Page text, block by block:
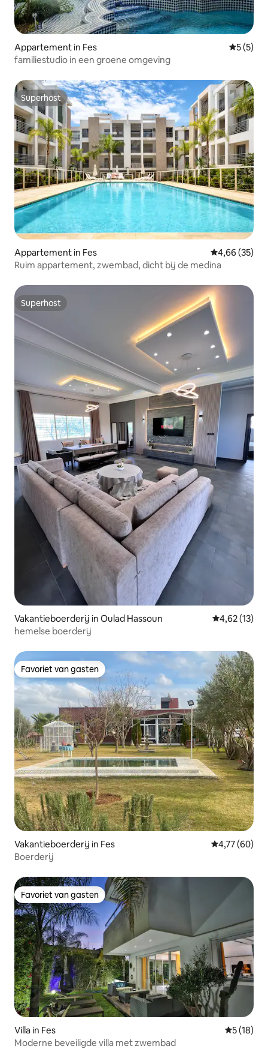
Appartement in Fes
5 (5)
familiestudio in een groene omgeving
Superhost
Superhost
Appartement in Fes Gemiddelde
4,66 (35)
Ruim appartement, zwembad, dicht bij de medina
Superhost
Superhost
Vakantieboerderij in Oulad Hassoun Gemiddelde
4,62 (13)
hemelse boerderij
Favoriet van gasten
Favoriet van gasten
Vakantieboerderij in Fes Gemiddelde
4,77 (60)
Boerderij
Favoriet van gasten
Favoriet van gasten
Villa in Fes
5 (18)
Moderne beveiligde villa met zwembad